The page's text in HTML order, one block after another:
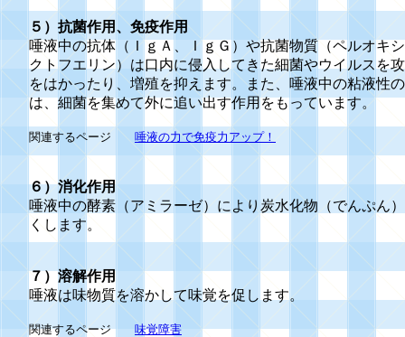
５）抗菌作用、免疫作用
唾液中の抗体（ＩｇＡ、ＩｇＧ）や抗菌物質（ペルオキ
クトフエリン）は口内に侵入してきた細菌やウイルスを
をはかったり、増殖を抑えます。また、唾液中の粘液性
は、細菌を集めて外に追い出す作用をもっています。
関連するページ 唾液の力で免疫力アップ！
６）消化作用
唾液中の酵素（アミラーゼ）により炭水化物（でんぷん
くします。
７）溶解作用
唾液は味物質を溶かして味覚を促します。
関連するページ 味覚障害